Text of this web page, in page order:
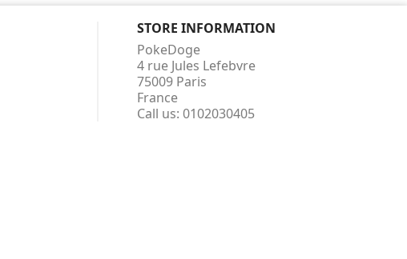
STORE INFORMATION
PokeDoge
4 rue Jules Lefebvre
75009 Paris
France
Call us: 0102030405